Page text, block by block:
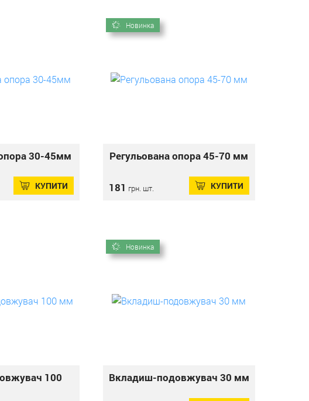
30-45мм
КУПИТИ
Новинка
Регульована опора 45-70 мм
181 грн. шт. КУПИТИ
100
Новинка
Вкладиш-подовжувач 30 мм